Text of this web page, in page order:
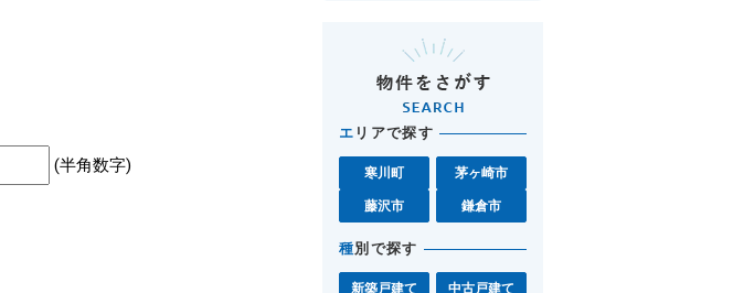
(半角数字)
エ リアで探す
寒川町 茅ヶ崎市
藤沢市 鎌倉市
種別で探す
新築戸建て 中古戸建て